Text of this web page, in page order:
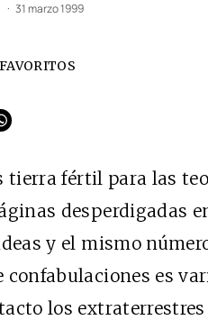
31 marzo 1999
tierra fértil para las
desperdigadas
y el mismo
confabulaciones es
los extraterrestres